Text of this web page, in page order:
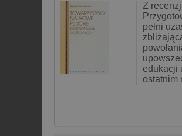
Z
pełni
edukacji
ostatnim